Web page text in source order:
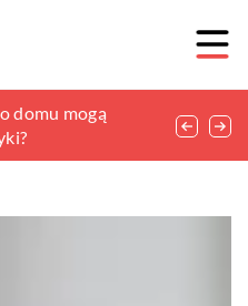
domu mogą
aby optycznie